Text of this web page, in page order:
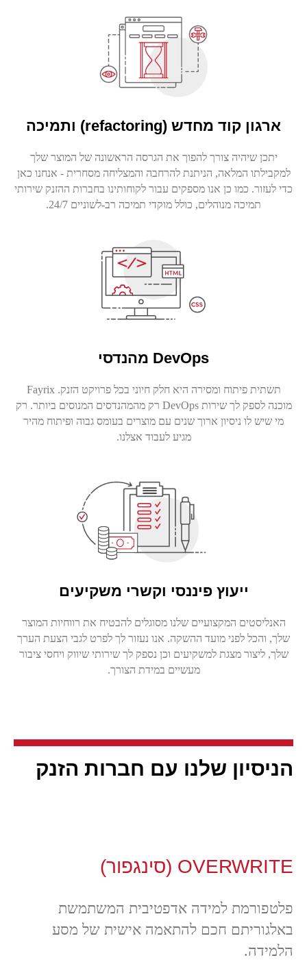
ארגון קוד מחדש (refactoring) ותמיכה
יתכן שיהיה צורך להפוך את הגרסה הראשונה של המוצר שלך
למקבילתו המלאה, הניתנת להרחבה והמצליחה מסחרית - אנחנו כאן
כדי לעזור. כמו כן אנו מספקים עבור לקוחותינו בחברות ההזנק שירותי
תמיכה מנוהלים, כולל מוקדי תמיכה רב-לשוניים 24/7.
DevOps מהנדסי
תשתית פיתוח ומסירה היא חלק חיוני בכל פרויקט הזנק. Fayrix
מוכנה לספק לך שירות DevOps רק מהמהנדסים המנוסים ביותר. רק
מי שיש לו ניסיון ארוך שנים עם מוצרים בעומס גבוה ופיתוח מהיר
מגיע לעבוד אצלנו.
ייעוץ פיננסי וקשרי משקיעים
האנליסטים המקצועיים שלנו מסוגלים להבטיח את רווחיות המוצר
שלך, והכל לפני מועד ההשקה. אנו נעזור לך לפרט לגבי הצעת הערך
שלך, ליצור מצגת למשקיעים וכן נספק לך שירותי שיווק ויחסי ציבור
מעשיים במידת הצורך.
הניסיון שלנו עם חברות הזנק
OVERWRITE (סינגפור)
פלטפורמת למידה אדפטיבית המשתמשת
באלגוריתם חכם להתאמה אישית של מסע
הלמידה.